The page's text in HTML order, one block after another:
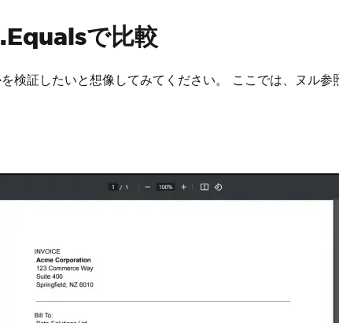
で比較
検証したいと想像してみてください。 ここでは、ヌル